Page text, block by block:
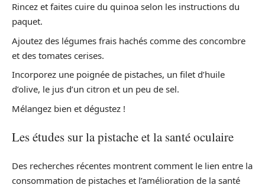
Rincez et faites cuire du quinoa selon les instructions du
paquet.
Ajoutez des légumes frais hachés comme des concombre
et des tomates cerises.
Incorporez une poignée de pistaches, un filet d’huile
d’olive, le jus d’un citron et un peu de sel.
Mélangez bien et dégustez !
Les études sur la pistache et la santé oculaire
Des recherches récentes montrent comment le lien entre la
consommation de pistaches et l’amélioration de la santé